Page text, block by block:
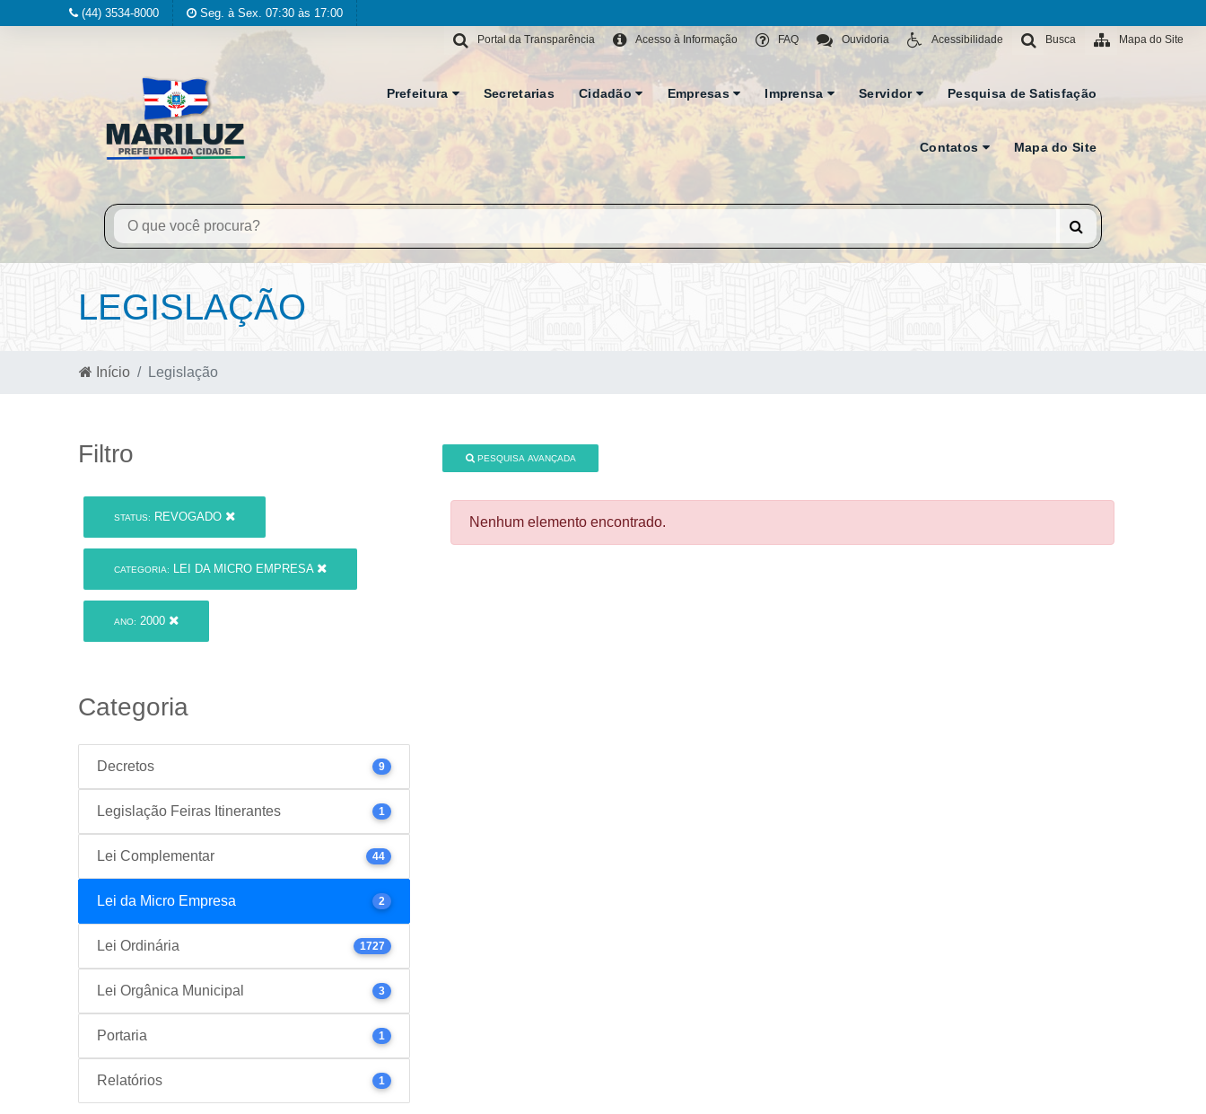
(44) 3534-8000 Seg. à Sex. 07:30 às 17:00
Mapa do Site
Busca
Acessibilidade
Ouvidoria
FAQ
Acesso à Informação
Portal da Transparência
Prefeitura Secretarias Cidadão Empresas Imprensa Servidor Pesquisa de Satisfação
Contatos Mapa do Site
LEGISLAÇÃO
Início Legislação
Filtro
STATUS: REVOGADO
CATEGORIA: LEI DA MICRO EMPRESA
ANO: 2000
Categoria
Decretos 9
Legislação Feiras Itinerantes 1
Lei Complementar 44
Lei da Micro Empresa 2
Lei Ordinária 1727
Lei Orgânica Municipal 3
Portaria 1
Relatórios 1
PESQUISA AVANÇADA
Nenhum elemento encontrado.